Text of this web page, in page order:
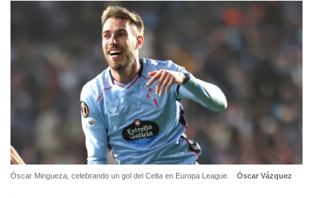
Óscar Mingueza, celebrando un gol del Celta en Europa League. Óscar Vázquez